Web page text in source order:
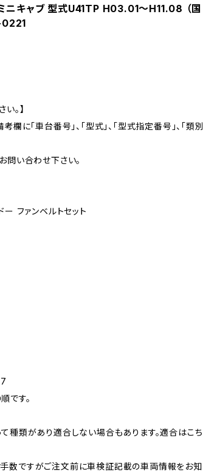
ニキャブ 型式U41TP H03.01～H11.08 （国
0221
。】
欄に「車台番号」、「型式」、「型式指定番号」、「類別
問い合わせ下さい。
ー ファンベルトセット
です。
種類があり適合しない場合もあります。適合はこち
数ですがご注文前に車検証記載の車両情報をお知